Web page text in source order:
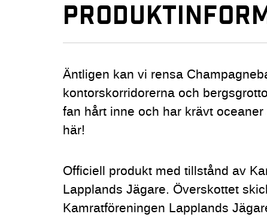
Äntligen kan vi rensa
kontorskorridorerna och
fan hårt inne och har krävt
här!
Officiell produkt med tillstånd av
Lapplands Jägare. Överskottet
Kamratföreningen Lapplands